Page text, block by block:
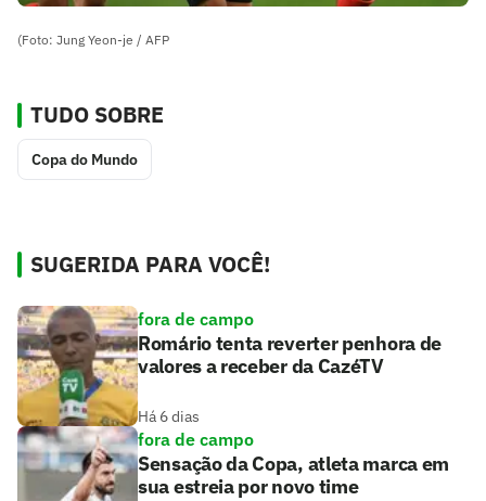
(Foto: Jung Yeon-je / AFP
TUDO SOBRE
Copa do Mundo
SUGERIDA PARA VOCÊ!
fora de campo
Romário tenta reverter penhora de
valores a receber da CazéTV
Há 6 dias
fora de campo
Sensação da Copa, atleta marca em
sua estreia por novo time